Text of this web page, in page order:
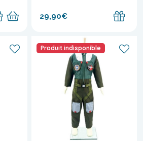
29,90€
Produit indisponible